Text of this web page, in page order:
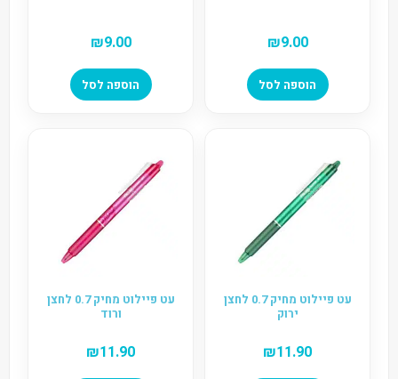
₪9.00
הוספה לסל
₪9.00
הוספה לסל
עט פיילוט מחיק 0.7 לחצן
ירוק
₪11.90
עט פיילוט מחיק 0.7 לחצן
ורוד
₪11.90